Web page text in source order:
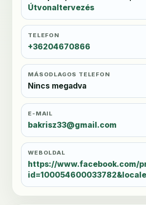
Útvonaltervezés
TELEFON
+36204670866
MÁSODLAGOS TELEFON
Nincs megadva
E-MAIL
bakrisz33@gmail.com
WEBOLDAL
https://www.facebook.com/